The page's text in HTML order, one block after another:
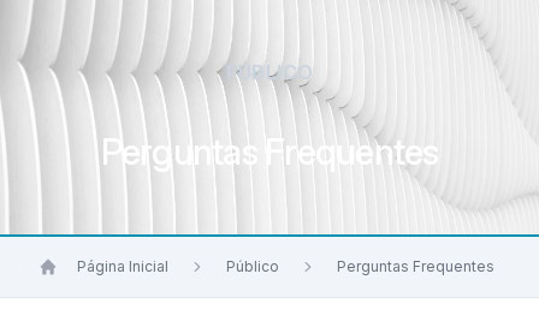
PÚBLICO
Perguntas Frequentes
Página Inicial Público Perguntas Frequentes